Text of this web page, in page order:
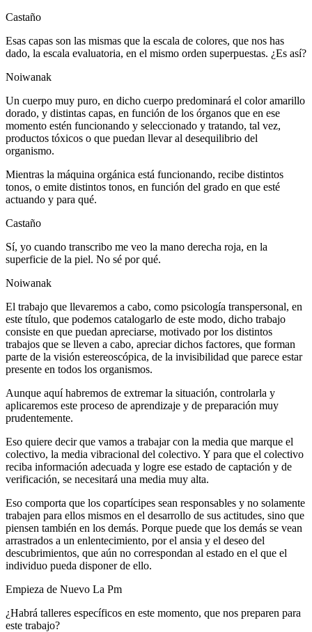
Castaño
Esas capas son las mismas que la escala de colores, que nos has
dado, la escala evaluatoria, en el mismo orden superpuestas. ¿Es así?
Noiwanak
Un cuerpo muy puro, en dicho cuerpo predominará el color amarillo
dorado, y distintas capas, en función de los órganos que en ese
momento estén funcionando y seleccionado y tratando, tal vez,
productos tóxicos o que puedan llevar al desequilibrio del
organismo.
Mientras la máquina orgánica está funcionando, recibe distintos
tonos, o emite distintos tonos, en función del grado en que esté
actuando y para qué.
Castaño
Sí, yo cuando transcribo me veo la mano derecha roja, en la
superficie de la piel. No sé por qué.
Noiwanak
El trabajo que llevaremos a cabo, como psicología transpersonal, en
este título, que podemos catalogarlo de este modo, dicho trabajo
consiste en que puedan apreciarse, motivado por los distintos
trabajos que se lleven a cabo, apreciar dichos factores, que forman
parte de la visión estereoscópica, de la invisibilidad que parece estar
presente en todos los organismos.
Aunque aquí habremos de extremar la situación, controlarla y
aplicaremos este proceso de aprendizaje y de preparación muy
prudentemente.
Eso quiere decir que vamos a trabajar con la media que marque el
colectivo, la media vibracional del colectivo. Y para que el colectivo
reciba información adecuada y logre ese estado de captación y de
verificación, se necesitará una media muy alta.
Eso comporta que los copartícipes sean responsables y no solamente
trabajen para ellos mismos en el desarrollo de sus actitudes, sino que
piensen también en los demás. Porque puede que los demás se vean
arrastrados a un enlentecimiento, por el ansia y el deseo del
descubrimientos, que aún no correspondan al estado en el que el
individuo pueda disponer de ello.
Empieza de Nuevo La Pm
¿Habrá talleres específicos en este momento, que nos preparen para
este trabajo?